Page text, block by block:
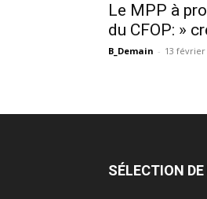
Le MPP à
du CFOP: »
B_Demain - 13 février
SÉLECTION